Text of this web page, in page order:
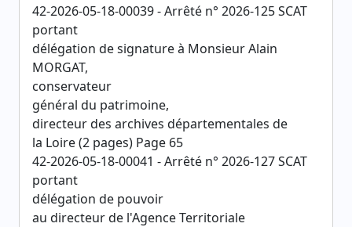
42-2026-05-18-00039 - Arrêté n° 2026-125 SCAT
portant
délégation de signature à Monsieur Alain
MORGAT,
conservateur
général du patrimoine,
directeur des archives départementales de
la Loire (2 pages) Page 65
42-2026-05-18-00041 - Arrêté n° 2026-127 SCAT
portant
délégation de pouvoir
au directeur de l'Agence Territoriale